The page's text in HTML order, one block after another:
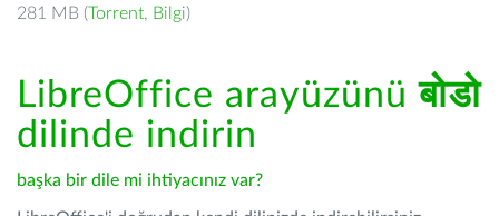
281 MB (Torrent, Bilgi)
LibreOffice arayüzünüबोडो
dilinde indirin
başka bir dile mi ihtiyacınız var?